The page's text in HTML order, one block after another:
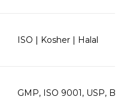
ISO | Kosher | Halal
GMP, ISO 9001, USP,